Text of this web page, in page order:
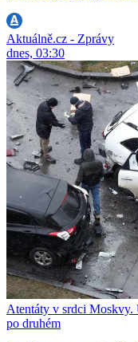
Aktuálně.cz - Zprávy
dnes, 03:30
Atentáty v srdci
po druhém